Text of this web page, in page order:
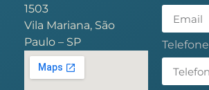
1503
Vila Mariana, São
Paulo – SP
Telefone